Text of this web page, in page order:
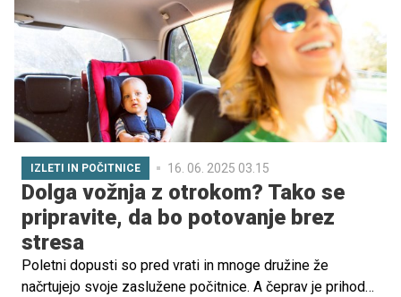
IZLETI IN POČITNICE 16. 06. 2025 03.15
Dolga vožnja z otrokom? Tako se
pripravite, da bo potovanje brez
stresa
Poletni dopusti so pred vrati in mnoge družine že
načrtujejo svoje zaslužene počitnice. A čeprav je prihod